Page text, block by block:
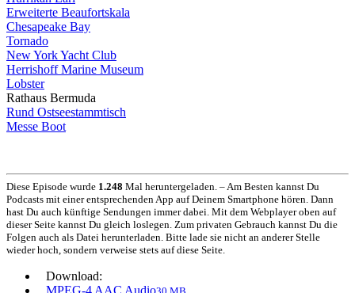
Erweiterte Beaufortskala
Chesapeake Bay
Tornado
New York Yacht Club
Herrishoff Marine Museum
Lobster
Rathaus Bermuda
Rund Ostseestammtisch
Messe Boot
Diese Episode wurde 1.248 Mal heruntergeladen. – Am Besten kannst Du
Podcasts mit einer entsprechenden App auf Deinem Smartphone hören. Dann
hast Du auch künftige Sendungen immer dabei. Mit dem Webplayer oben auf
dieser Seite kannst Du gleich loslegen. Zum privaten Gebrauch kannst Du die
Folgen auch als Datei herunterladen. Bitte lade sie nicht an anderer Stelle
wieder hoch, sondern verweise stets auf diese Seite.
Download:
MPEG-4 AAC Audio